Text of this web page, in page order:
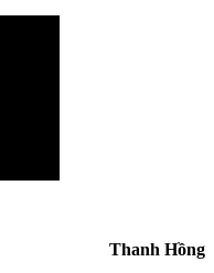
Thanh Hồng